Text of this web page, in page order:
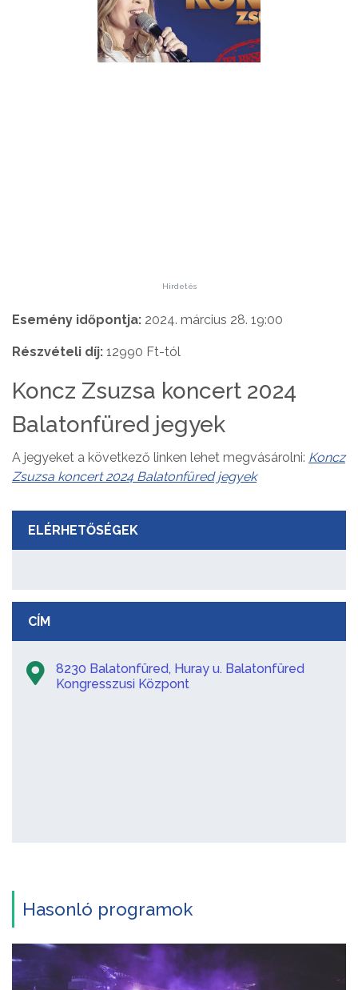
Hirdetés
Esemény időpontja: 2024. március 28. 19:00
Részvételi díj: 12990 Ft-tól
Koncz Zsuzsa koncert 2024
Balatonfüred jegyek
A jegyeket a következő linken lehet megvásárolni: Koncz
Zsuzsa koncert 2024 Balatonfüred jegyek
ELÉRHETŐSÉGEK
CÍM
8230 Balatonfüred, Huray u. Balatonfüred
Kongresszusi Központ
Hasonló programok